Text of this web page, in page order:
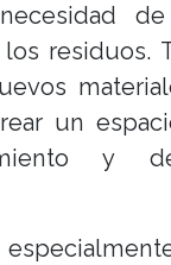
de
residuos.
un
y